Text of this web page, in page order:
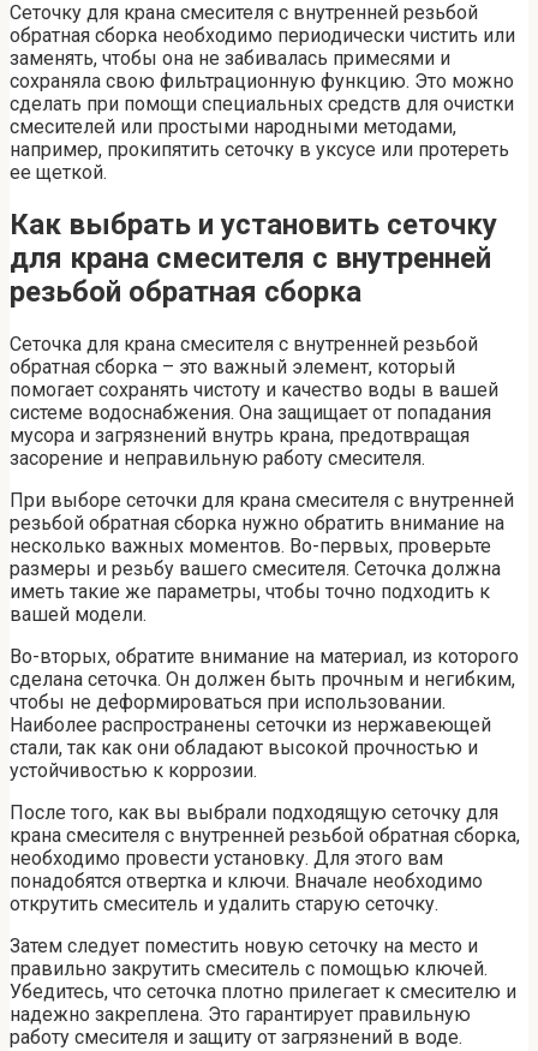
Сеточку для крана смесителя с внутренней резьбой
обратная сборка необходимо периодически чистить или
заменять, чтобы она не забивалась примесями и
сохраняла свою фильтрационную функцию. Это можно
сделать при помощи специальных средств для очистки
смесителей или простыми народными методами,
например, прокипятить сеточку в уксусе или протереть
ее щеткой.
Как выбрать и установить сеточку
для крана смесителя с внутренней
резьбой обратная сборка
Сеточка для крана смесителя с внутренней резьбой
обратная сборка – это важный элемент, который
помогает сохранять чистоту и качество воды в вашей
системе водоснабжения. Она защищает от попадания
мусора и загрязнений внутрь крана, предотвращая
засорение и неправильную работу смесителя.
При выборе сеточки для крана смесителя с внутренней
резьбой обратная сборка нужно обратить внимание на
несколько важных моментов. Во-первых, проверьте
размеры и резьбу вашего смесителя. Сеточка должна
иметь такие же параметры, чтобы точно подходить к
вашей модели.
Во-вторых, обратите внимание на материал, из которого
сделана сеточка. Он должен быть прочным и негибким,
чтобы не деформироваться при использовании.
Наиболее распространены сеточки из нержавеющей
стали, так как они обладают высокой прочностью и
устойчивостью к коррозии.
После того, как вы выбрали подходящую сеточку для
крана смесителя с внутренней резьбой обратная сборка,
необходимо провести установку. Для этого вам
понадобятся отвертка и ключи. Вначале необходимо
открутить смеситель и удалить старую сеточку.
Затем следует поместить новую сеточку на место и
правильно закрутить смеситель с помощью ключей.
Убедитесь, что сеточка плотно прилегает к смесителю и
надежно закреплена. Это гарантирует правильную
работу смесителя и защиту от загрязнений в воде.